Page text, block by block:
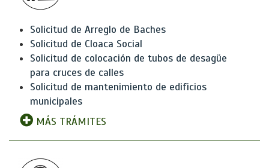
Solicitud de Arreglo de Baches
Solicitud de Cloaca Social
Solicitud de colocación de tubos de desagüe
para cruces de calles
Solicitud de mantenimiento de edificios
municipales
MÁS TRÁMITES